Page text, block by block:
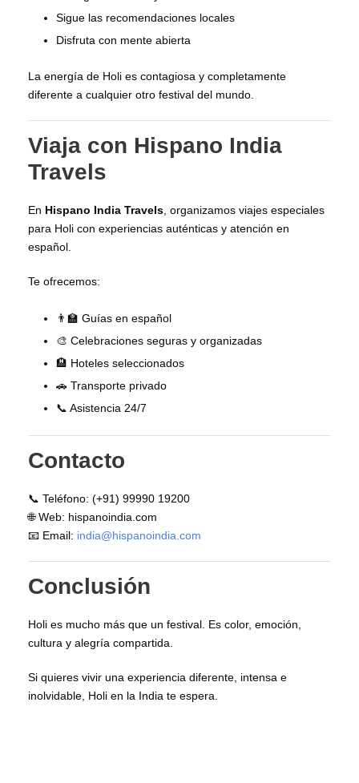
Sigue las recomendaciones locales
Disfruta con mente abierta
La energía de Holi es contagiosa y completamente
diferente a cualquier otro festival del mundo.
Viaja con Hispano India
Travels
En Hispano India Travels , organizamos viajes especiales
para Holi con experiencias auténticas y atención en
español.
Te ofrecemos:
👨‍🏫 Guías en español
🎨 Celebraciones seguras y organizadas
🏨 Hoteles seleccionados
🚗 Transporte privado
📞 Asistencia 24/7
Contacto
📞 Teléfono: (+91) 99990 19200
🌐 Web: hispanoindia.com
📧 Email: india@hispanoindia.com
Conclusión
Holi es mucho más que un festival. Es color, emoción,
cultura y alegría compartida.
Si quieres vivir una experiencia diferente, intensa e
inolvidable, Holi en la India te espera.